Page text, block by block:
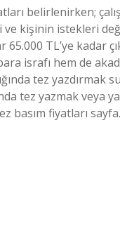
belirlenirken;
ve kişinin istekleri
TL’ye kadar
israfı hem de
tez yazdırmak
tez yazmak veya
basım fiyatları